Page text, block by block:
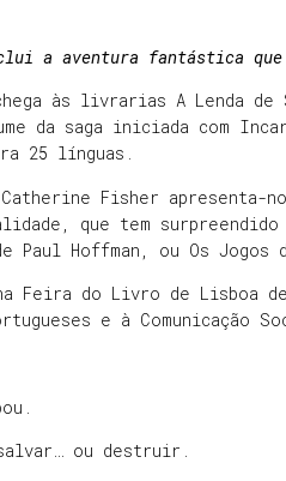
a aventura fantástica
às livrarias A Lenda de
da saga iniciada com
25 línguas.
Catherine Fisher apresenta-
que tem surpreendido
Paul Hoffman, ou Os Jogos
Feira do Livro de Lisboa de
e à Comunicação
ou destruir.